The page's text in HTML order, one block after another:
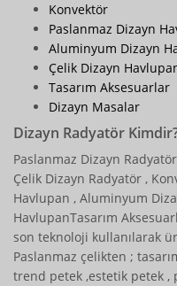
Konvektör
Paslanmaz Dizayn
Aluminyum Dizayn
Çelik Dizayn
Tasarım Aksesuarlar
Dizayn Masalar
Dizayn Radyatör
Paslanmaz Dizayn
Çelik Dizayn Radyatör ,
Havlupan , Aluminyum
HavlupanTasarım
son teknoloji kullanılarak
Paslanmaz çelikten ;
trend petek ,estetik petek ,